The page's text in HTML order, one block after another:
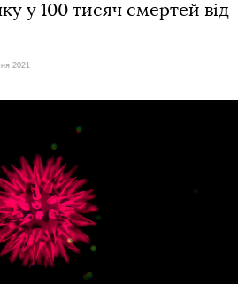
у 100 тисяч смертей від
2021